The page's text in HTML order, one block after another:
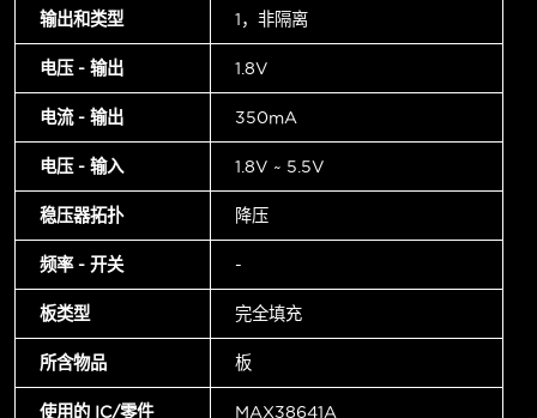
输出和类型 1，非隔离
电压 - 输出 1.8V
电流 - 输出 350mA
电压 - 输入 1.8V ~ 5.5V
稳压器拓扑 降压
频率 - 开关 -
板类型 完全填充
所含物品 板
使用的 IC/零件 MAX38641A